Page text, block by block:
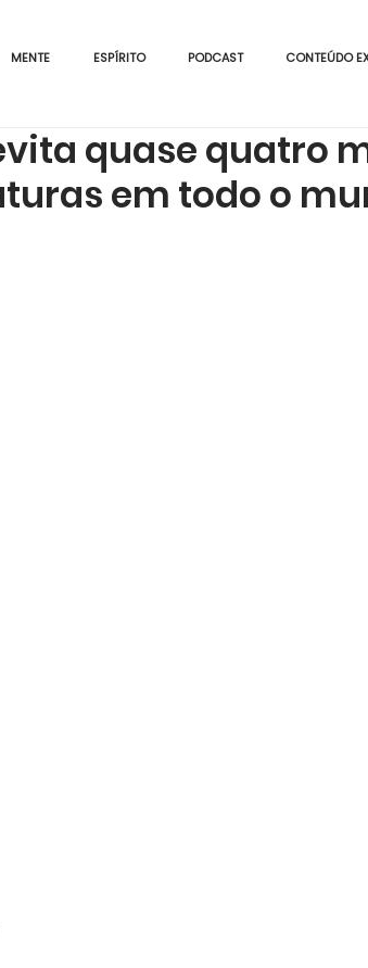
MENTE ESPÍRITO PODCAST CONTEÚDO
quase quatro
em todo o